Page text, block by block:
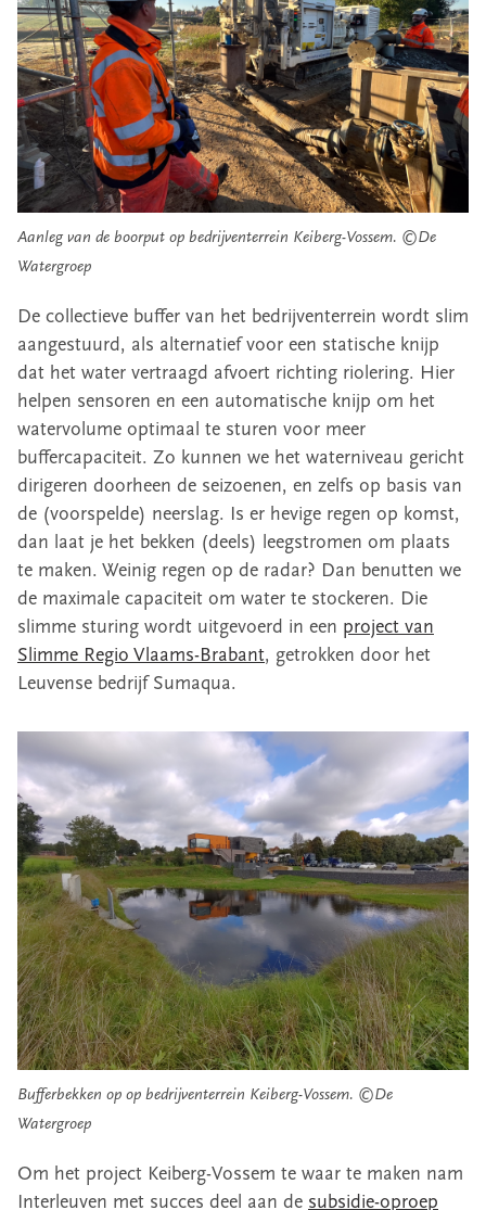
Aanleg van de boorput op bedrijventerrein Keiberg-Vossem. ©De
Watergroep
De collectieve buffer van het bedrijventerrein wordt slim
aangestuurd, als alternatief voor een statische knijp
dat het water vertraagd afvoert richting riolering. Hier
helpen sensoren en een automatische knijp om het
watervolume optimaal te sturen voor meer
buffercapaciteit. Zo kunnen we het waterniveau gericht
dirigeren doorheen de seizoenen, en zelfs op basis van
de (voorspelde) neerslag. Is er hevige regen op komst,
dan laat je het bekken (deels) leegstromen om plaats
te maken. Weinig regen op de radar? Dan benutten we
de maximale capaciteit om water te stockeren. Die
slimme sturing wordt uitgevoerd in een project van
Slimme Regio Vlaams-Brabant, getrokken door het
Leuvense bedrijf Sumaqua.
Bufferbekken op op bedrijventerrein Keiberg-Vossem. ©De
Watergroep
Om het project Keiberg-Vossem te waar te maken nam
Interleuven met succes deel aan de subsidie-oproep